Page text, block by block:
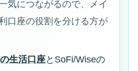
気につながるので、メイ
口座の役割を分ける方が
生活口座とSoFi/Wiseの